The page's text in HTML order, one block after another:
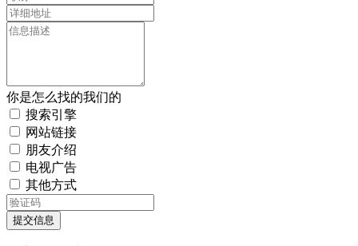
你是怎么找的我们的
搜索引擎
网站链接
朋友介绍
电视广告
其他方式
提交信息